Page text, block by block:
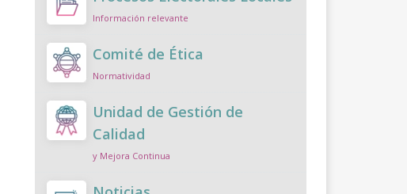
Información relevante
Comité de Ética
Normatividad
Unidad de Gestión de
Calidad
y Mejora Continua